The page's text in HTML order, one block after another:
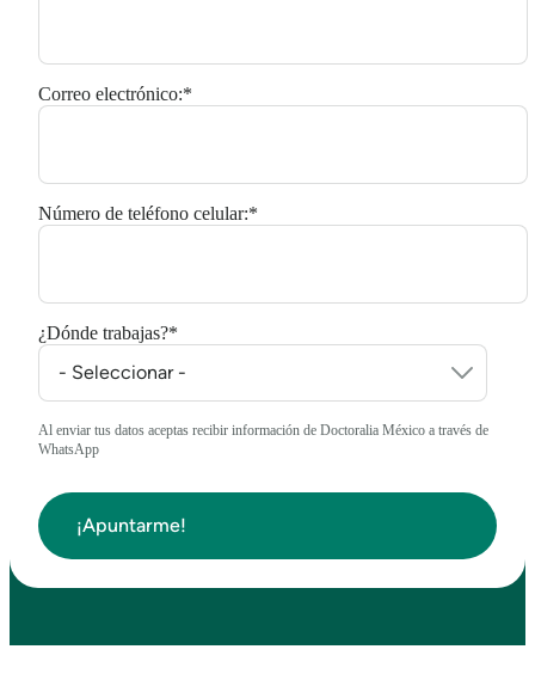
Correo electrónico:*
Número de teléfono celular:*
¿Dónde trabajas?*
Al enviar tus datos aceptas recibir información de Doctoralia México a través de
WhatsApp